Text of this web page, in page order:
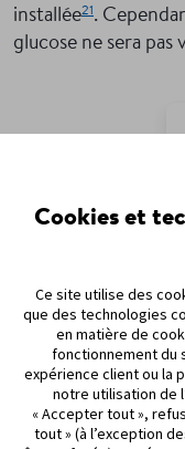
installée21 .
glucose ne sera pas
PARTENARIATS
PLAN DU SITE
AVIS DE NON-
Cookies et
Ce site utilise des
que des technologies
en matière de
fonctionnement du
expérience client ou la
notre utilisation de
« Accepter tout »,
tout » (à l’exception